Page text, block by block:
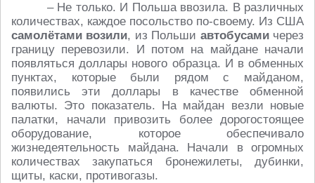
– Не только. И Польша ввозила. В различных
количествах, каждое посольство по-своему. Из США
самолётами возили, из Польши автобусамичерез
границу перевозили. И потом на майдане начали
появляться доллары нового образца. И в обменных
пунктах, которые были рядом с майданом,
появились эти доллары в качестве обменной
валюты. Это показатель. На майдан везли новые
палатки, начали привозить более дорогостоящее
оборудование, которое обеспечивало
жизнедеятельность майдана. Начали в огромных
количествах закупаться бронежилеты, дубинки,
щиты, каски, противогазы.